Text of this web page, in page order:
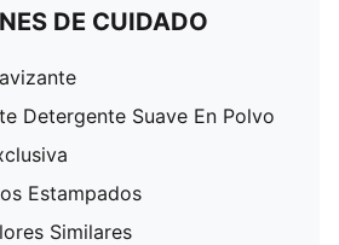
DE CUIDADO
Detergente Suave En Polvo
Estampados
Similares